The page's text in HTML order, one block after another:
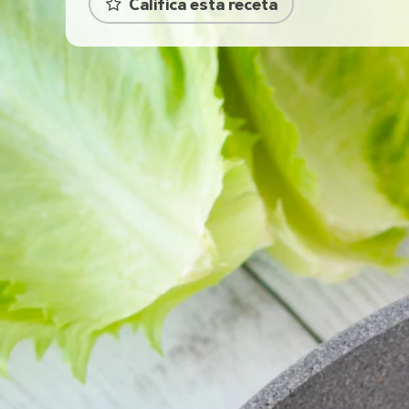
Califica esta receta